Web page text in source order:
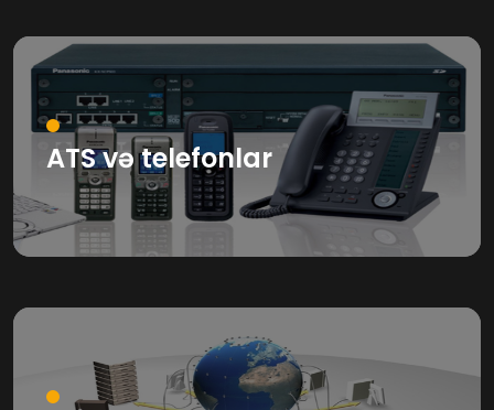
ATS və telefonlar